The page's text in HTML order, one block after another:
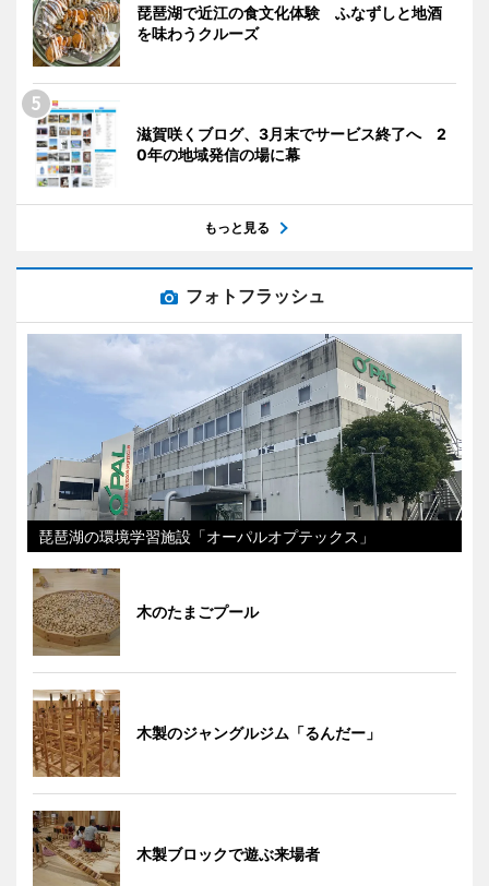
琵琶湖で近江の食文化体験 ふなずしと地酒
を味わうクルーズ
滋賀咲くブログ、3月末でサービス終了へ 2
0年の地域発信の場に幕
もっと見る
フォトフラッシュ
琵琶湖の環境学習施設「オーパルオプテックス」
木のたまごプール
木製のジャングルジム「るんだー」
木製ブロックで遊ぶ来場者